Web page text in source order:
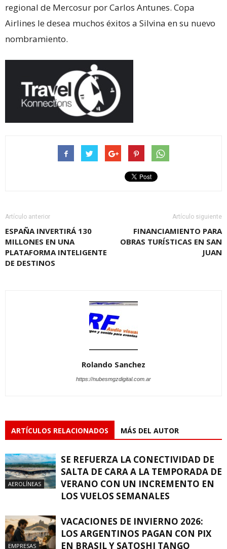
regional de Mercosur por Carlos Antunes. Copa
Airlines le desea muchos éxitos a Silvina en su nuevo
nombramiento.
Artículo anterior
ESPAÑA INVERTIRÁ 130
MILLONES EN UNA
PLATAFORMA INTELIGENTE
DE DESTINOS
Artículo siguiente
FINANCIAMIENTO PARA
OBRAS TURÍSTICAS EN SAN
JUAN
Rolando Sanchez
https://nubesmgzdigital.com.ar
ARTÍCULOS RELACIONADOS MÁS DEL AUTOR
AEROLÍNEAS
SE REFUERZA LA CONECTIVIDAD DE
SALTA DE CARA A LA TEMPORADA DE
VERANO CON UN INCREMENTO EN
LOS VUELOS SEMANALES
EMPRESAS
VACACIONES DE INVIERNO 2026:
LOS ARGENTINOS PAGAN CON PIX
EN BRASIL Y SATOSHI TANGO